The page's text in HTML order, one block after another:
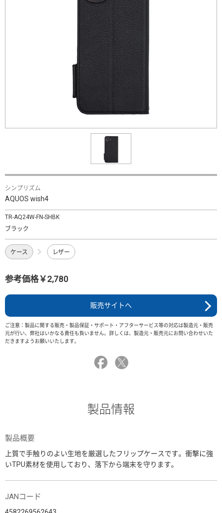
シンプリズム
AQUOS wish4
TR-AQ24W-FN-SHBK
ブラック
ケース レザー
参考価格￥2,780
販売サイトへ
ご注意：製品に関する販売・製品保証・サポート・アフターサービス等の対応は製造元・販売
元が行い、弊社はいかなる責任も負いません。詳しくは、製造元・販売元にお問い合わせいた
だきますようお願いいたします。
製品情報
製品概要
上質で手触りのよい生地を厳選したフリップケースです。衝撃に強
いTPU素材を使用しており、落下から端末を守ります。
JANコード